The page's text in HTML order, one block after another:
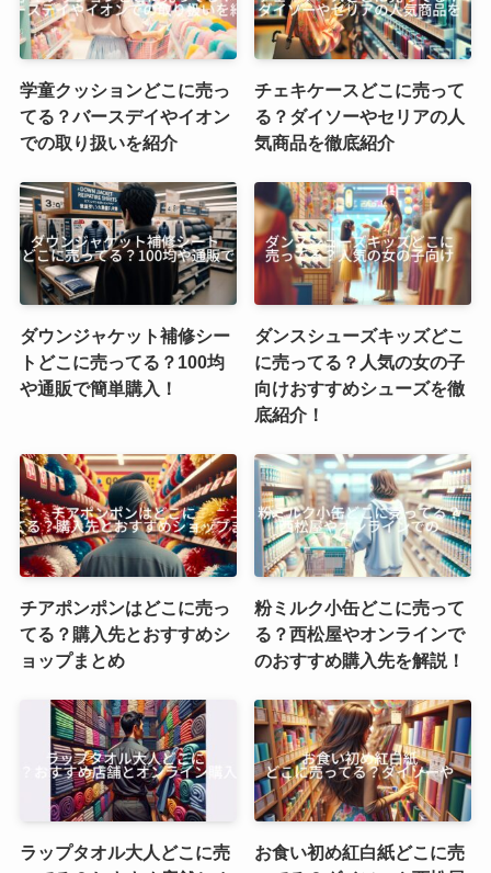
学童クッションどこに売っ
てる？バースデイやイオン
での取り扱いを紹介
チェキケースどこに売って
る？ダイソーやセリアの人
気商品を徹底紹介
ダウンジャケット補修シー
トどこに売ってる？100均
や通販で簡単購入！
ダンスシューズキッズどこ
に売ってる？人気の女の子
向けおすすめシューズを徹
底紹介！
チアポンポンはどこに売っ
てる？購入先とおすすめシ
ョップまとめ
粉ミルク小缶どこに売って
る？西松屋やオンラインで
のおすすめ購入先を解説！
ラップタオル大人どこに売
お食い初め紅白紙どこに売